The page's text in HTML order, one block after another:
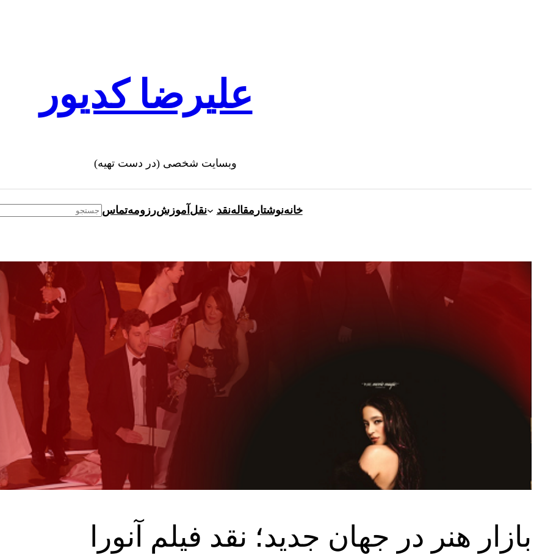
علیرضا کدیور
وبسایت شخصی (در دست تهیه)
خانهنوشتار مقالهنقد نقل آموزشرزومهتماسSearch
بازار هنر در جهان جدید؛ نقد فیلم آنورا